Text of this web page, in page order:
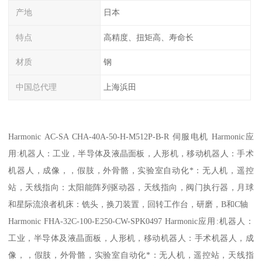
产地 日本
特点 高精度、扭矩高、寿命长
材质 钢
中国总代理 上海浜田
Harmonic AC-SA CHA-40A-50-H-M512P-B-R 伺服电机 Harmonic应
用:机器人：工业，半导体及液晶面板，人形机，移动机器人：手术
机器人，成像，，假肢，外骨骼，实验室自动化*：无人机，遥控
站，天线指向：太阳能阵列驱动器，天线指向，阀门执行器，月球
和星际流浪者机床：铣头，换刀装置，回转工作台，研磨，B和C轴
Harmonic FHA-32C-100-E250-CW-SPK0497 Harmonic应用:机器人：
工业，半导体及液晶面板，人形机，移动机器人：手术机器人，成
像，，假肢，外骨骼，实验室自动化*：无人机，遥控站，天线指